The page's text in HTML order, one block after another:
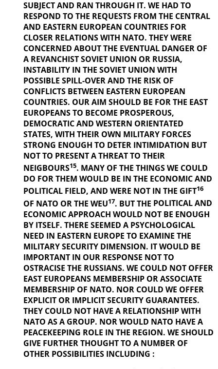
SUBJECT AND RAN THROUGH IT. WE HAD TO
RESPOND TO THE REQUESTS FROM THE CENTRAL
AND EASTERN EUROPEAN COUNTRIES FOR
CLOSER RELATIONS WITH NATO. THEY WERE
CONCERNED ABOUT THE EVENTUAL DANGER OF
A REVANCHISTSOVIET UNION OR RUSSIA,
INSTABILITY IN THE SOVIET UNION WITH
POSSIBLE SPILL-OVER AND THE RISK OF
CONFLICTS BETWEEN EASTERN EUROPEAN
COUNTRIES. OUR AIM SHOULD BE FOR THE EAST
EUROPEANS TO BECOME PROSPEROUS,
DEMOCRATIC AND WESTERN ORIENTATED
STATES, WITH THEIR OWN MILITARY FORCES
STRONG ENOUGH TO DETER INTIMIDATION BUT
NOT TO PRESENT A THREAT TO THEIR
NEIGBOURS15. MANY OF THE THINGSWE COULD
DO FOR THEM WOULD BE IN THE ECONOMIC AND
POLITICAL FIELD, AND WERE NOT IN THE GIFT16
OF NATO OR THE WEU17. BUT THE POLITICAL AND
ECONOMIC APPROACH WOULD NOT BE ENOUGH
BY ITSELF. THERE SEEMED A PSYCHOLOGICAL
NEED IN EASTERN EUROPE TO EXAMINE THE
MILITARY SECURITY DIMENSION. IT WOULD BE
IMPORTANT IN OUR RESPONSE NOT TO
OSTRACISE THE RUSSIANS. WE COULD NOT OFFER
EAST EUROPEANS MEMBERSHIP OR ASSOCIATE
MEMBERSHIP OF NATO. NOR COULD WE OFFER
EXPLICIT OR IMPLICIT SECURITY GUARANTEES.
THEY COULD NOT HAVE A RELATIONSHIP WITH
NATO AS A GROUP. NOR WOULD NATO HAVE A
PEACEKEEPING ROLE IN THE REGION. WE SHOULD
GIVE FURTHERTHOUGHT TO A NUMBER OF
OTHER POSSIBILITIES INCLUDING :